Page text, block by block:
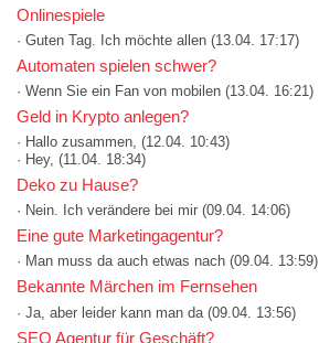
Onlinespiele
· Guten Tag. Ich möchte allen (13.04. 17:17)
Automaten spielen schwer?
· Wenn Sie ein Fan von mobilen (13.04. 16:21)
Geld in Krypto anlegen?
· Hallo zusammen, (12.04. 10:43)
· Hey, (11.04. 18:34)
Deko zu Hause?
· Nein. Ich verändere bei mir (09.04. 14:06)
Eine gute Marketingagentur?
· Man muss da auch etwas nach (09.04. 13:59)
Bekannte Märchen im Fernsehen
· Ja, aber leider kann man da (09.04. 13:56)
SEO Agentur für Geschäft?